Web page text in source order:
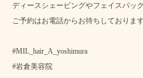
ディースシェービングやフェイスパッ
ご予約はお電話からお待ちしておりま
#MIL_hair_A_yoshimura
#岩倉美容院